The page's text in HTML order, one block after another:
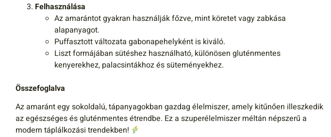
Felhasználása
Az amarántot gyakran használják főzve, mint köretet vagy zabkása
alapanyagot.
Puffasztott változata gabonapehelyként is kiváló.
Liszt formájában sütéshez használható, különösen gluténmentes
kenyerekhez, palacsintákhoz és süteményekhez.
Összefoglalva
Az amaránt egy sokoldalú, tápanyagokban gazdag élelmiszer, amely kitűnően illeszkedik
az egészséges és gluténmentes étrendbe. Ez a szuperélelmiszer méltán népszerű a
modern táplálkozási trendekben!